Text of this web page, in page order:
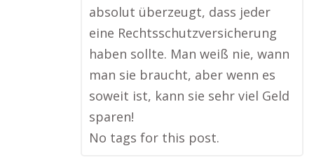
absolut überzeugt, dass jeder
eine Rechtsschutzversicherung
haben sollte. Man weiß nie, wann
man sie braucht, aber wenn es
soweit ist, kann sie sehr viel Geld
sparen!
No tags for this post.